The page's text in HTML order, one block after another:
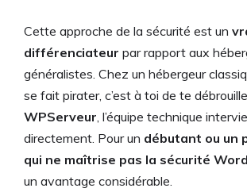
Cette approche de la sécurité est un
différenciateur par rapport aux
généralistes. Chez un hébergeur
se fait pirater, c’est à toi de te
WPServeur , l’équipe technique
directement. Pour un débutant ou un
qui ne maîtrise pas la sécurité
un avantage considérable.